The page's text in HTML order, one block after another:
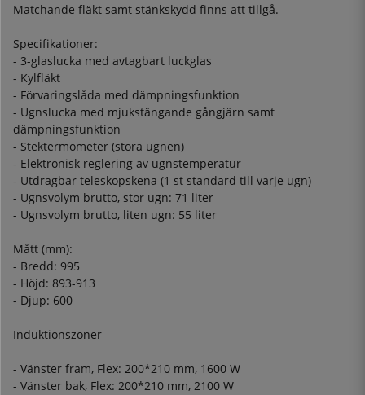
Matchande fläkt samt stänkskydd finns att tillgå.
Specifikationer:
- 3-glaslucka med avtagbart luckglas
- Kylfläkt
- Förvaringslåda med dämpningsfunktion
- Ugnslucka med mjukstängande gångjärn samt
dämpningsfunktion
- Stektermometer (stora ugnen)
- Elektronisk reglering av ugnstemperatur
- Utdragbar teleskopskena (1 st standard till varje ugn)
- Ugnsvolym brutto, stor ugn: 71 liter
- Ugnsvolym brutto, liten ugn: 55 liter
Mått (mm):
- Bredd: 995
- Höjd: 893-913
- Djup: 600
Induktionszoner
- Vänster fram, Flex: 200*210 mm, 1600 W
- Vänster bak, Flex: 200*210 mm, 2100 W